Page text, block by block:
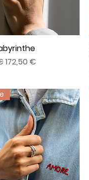
Aperçu rapide
Prix promotionnel
172,50 €